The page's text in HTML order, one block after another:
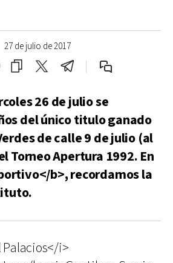
27 de julio de 2017
26 de julio se
del único titulo ganado
de calle 9 de julio (al
Torneo Apertura 1992. En
b>, recordamos la
Palacios</i>